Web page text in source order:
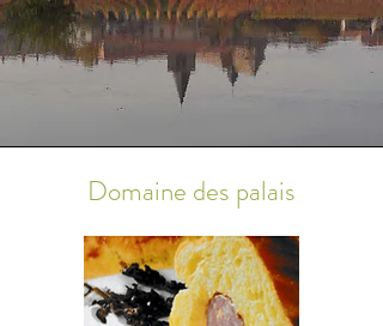
Domaine des palais